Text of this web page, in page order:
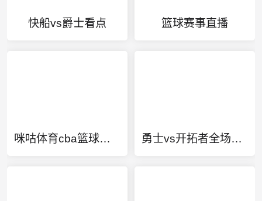
快船vs爵士看点 篮球赛事直播
咪咕体育cba篮球直播 勇士vs开拓者全场录像回放